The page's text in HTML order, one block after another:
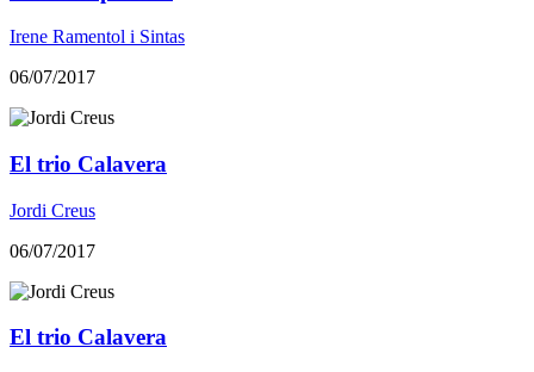
Irene Ramentol i Sintas
06/07/2017
El trio Calavera
Jordi Creus
06/07/2017
El trio Calavera